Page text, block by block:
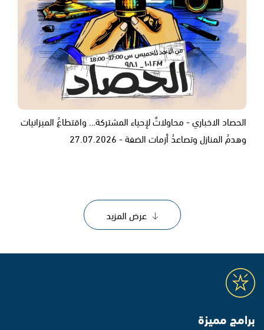
الحصاد الاخباري - محاولاتٌ لإحياء المشتركة… واقتطاعُ الميزانيات
وهدمُ المنازل وتصاعدُ أزمات الضفة - 27.07.2026
عرض المزيد
برامج مميزة